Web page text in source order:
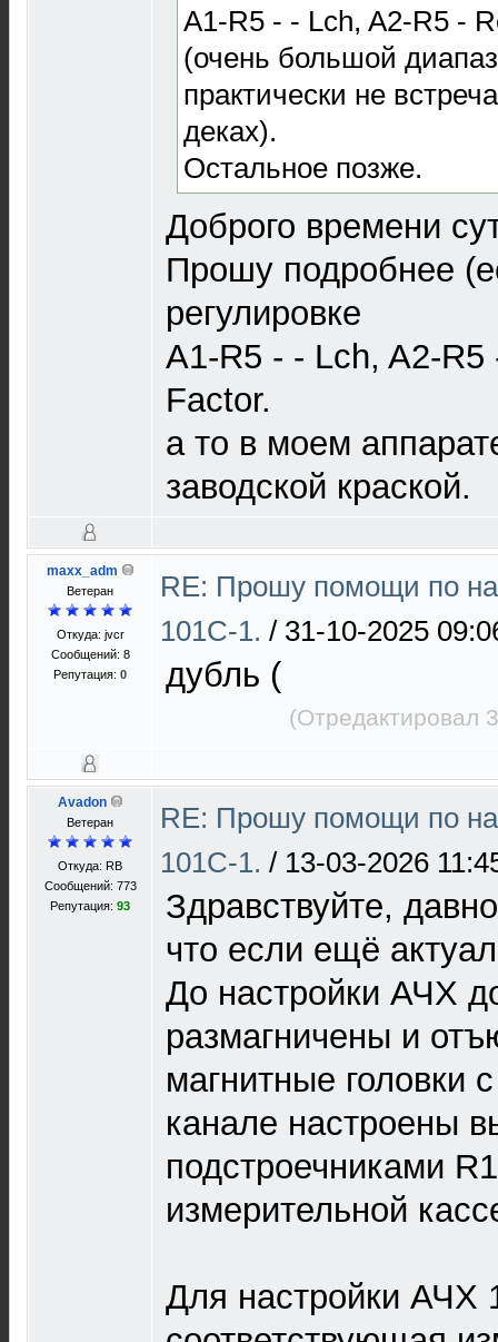
A1-R5 - - Lch, A2-R5 -
(очень большой
практически не
деках).
Остальное позже.
Доброго времени
Прошу подробнее
регулировке
A1-R5 - - Lch, A2-
Factor.
а то в моем
заводской краской.
maxx_adm
Ветеран
Откуда: jvcr
Сообщений: 8
Репутация: 0
RE: Прошу помощи по
101С-1. / 31-10-2025
дубль (
(Отредактировал
Avadon
Ветеран
Откуда: RB
Сообщений: 773
Репутация: 93
RE: Прошу помощи по
101С-1. / 13-03-2026
Здравствуйте,
что если ещё
До настройки АЧХ
размагничены и
магнитные
канале настроены
подстроечниками
измерительной
Для настройки АЧХ